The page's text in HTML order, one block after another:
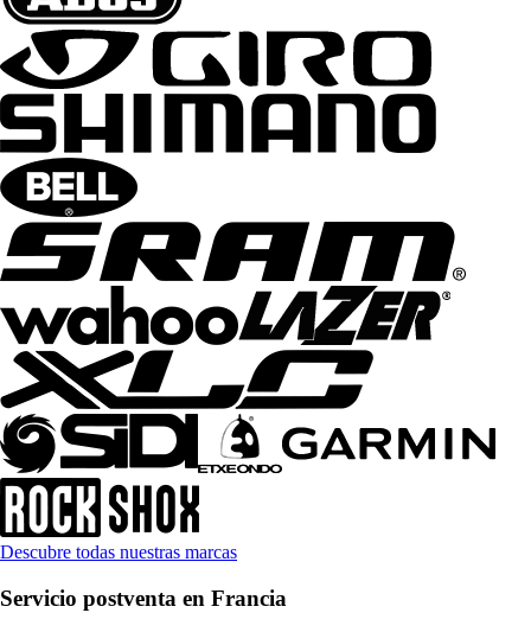
Descubre todas nuestras marcas
Servicio postventa en Francia